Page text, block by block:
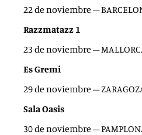
22 de noviembre –
Razzmatazz 1
23 de noviembre –
Es Gremi
29 de noviembre –
Sala Oasis
30 de noviembre –